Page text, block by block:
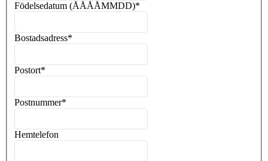
Födelsedatum (ÅÅÅÅMMDD)*
Bostadsadress*
Postort*
Postnummer*
Hemtelefon